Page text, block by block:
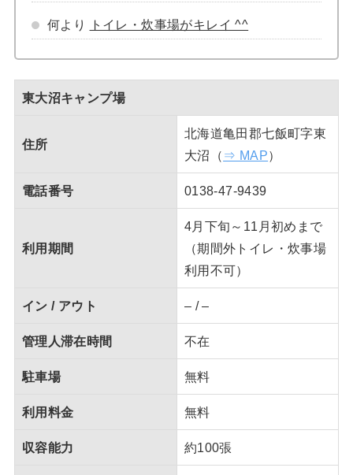
何より トイレ・炊事場がキレイ ^^
東大沼キャンプ場
住所
北海道亀田郡七飯町字東
大沼（ ⇒ MAP）
電話番号 0138-47-9439
利用期間
4月下旬～11月初めまで
（期間外トイレ・炊事場
利用不可）
イン / アウト – / –
管理人滞在時間 不在
駐車場 無料
利用料金 無料
収容能力 約100張